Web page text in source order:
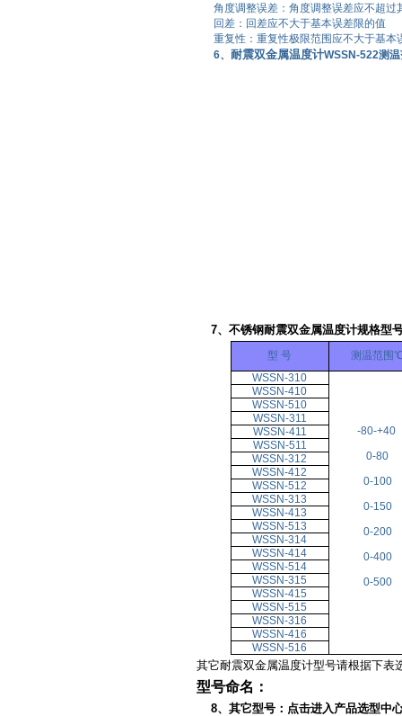
角度调整误差：角度调整误差应不超过
回差：回差应不大于基本误差限的值
重复性：重复性极限范围应不大于基本
6、 耐震双金属温度计WSSN-522测温
7、不锈钢耐震双金属温度计规格型
型 号
测温范围
WSSN-310
-80-+40
0-80
0-100
0-150
0-200
0-400
0-500
WSSN-410
WSSN-510
WSSN-311
WSSN-411
WSSN-511
WSSN-312
WSSN-412
WSSN-512
WSSN-313
WSSN-413
WSSN-513
WSSN-314
WSSN-414
WSSN-514
WSSN-315
WSSN-415
WSSN-515
WSSN-316
WSSN-416
WSSN-516
其它耐震双金属温度计型号请根据下表
型号命名：
8、其它型号： 点击进入产品选型中